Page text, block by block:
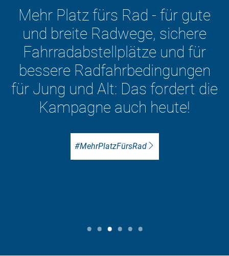
Mehr Platz fürs Rad - für gute
und breite Radwege, sichere
Fahrradabstellplätze und für
bessere Radfahrbedingungen
für Jung und Alt: Das fordert die
Kampagne auch heute!
#MehrPlatzFürsRad